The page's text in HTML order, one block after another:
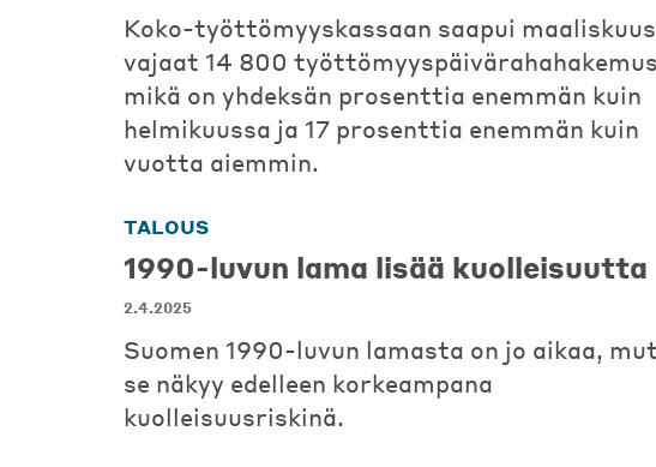
Koko-työttömyyskassaan saapui
vajaat 14 800
mikä on yhdeksän prosenttia enemmän kuin
helmikuussa ja 17 prosenttia enemmän kuin
vuotta aiemmin.
TALOUS
1990-luvun lama lisää kuolleisuutta
2.4.2025
Suomen 1990-luvun lamasta on jo aikaa,
se näkyy edelleen korkeampana
kuolleisuusriskinä.